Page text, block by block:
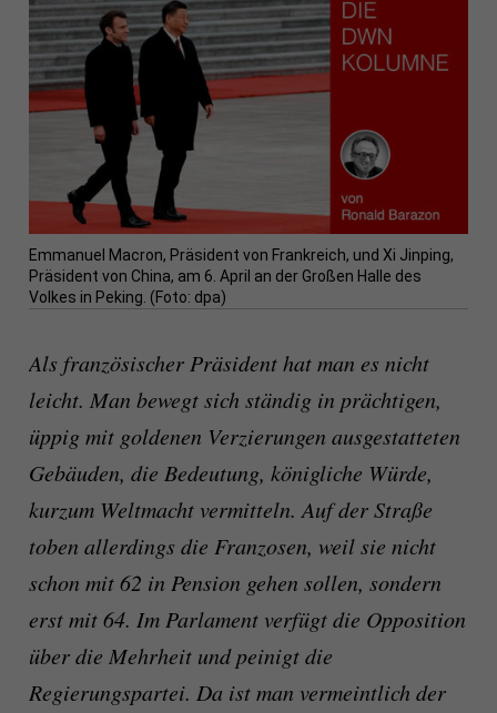
Emmanuel Macron, Präsident von Frankreich, und Xi Jinping,
Präsident von China, am 6. April an der Großen Halle des
Volkes in Peking. (Foto: dpa)
Als französischer Präsident hat man es nicht
leicht. Man bewegt sich ständig in prächtigen,
üppig mit goldenen Verzierungen ausgestatteten
Gebäuden, die Bedeutung, königliche Würde,
kurzum Weltmacht vermitteln. Auf der Straße
toben allerdings die Franzosen, weil sie nicht
schon mit 62 in Pension gehen sollen, sondern
erst mit 64. Im Parlament verfügt die Opposition
über die Mehrheit und peinigt die
Regierungspartei. Da ist man vermeintlich der